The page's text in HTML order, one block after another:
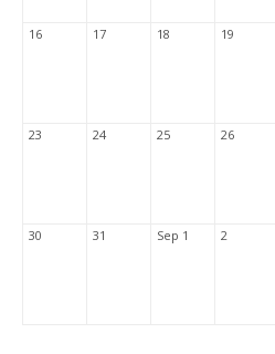
16 17 18 19
23 24 25 26
30 31 Sep 1 2